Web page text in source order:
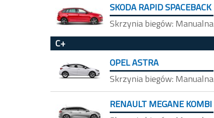
SKODA RAPID SPACEBACK
Skrzynia biegów: Manualna
C+
OPEL ASTRA
Skrzynia biegów: Manualna
RENAULT MEGANE KOMBI